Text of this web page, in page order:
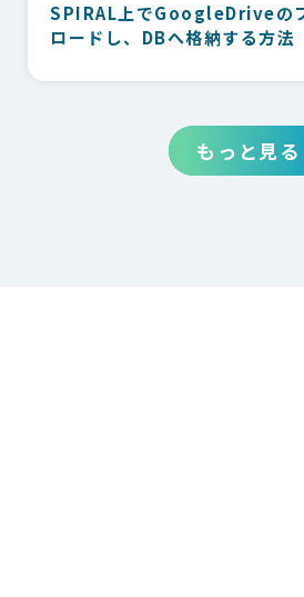
SPIRAL上でGoogleDriveの
ロードし、DBへ格納する方法
もっと見る